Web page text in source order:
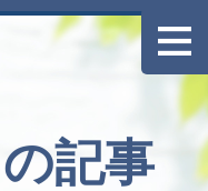
記事